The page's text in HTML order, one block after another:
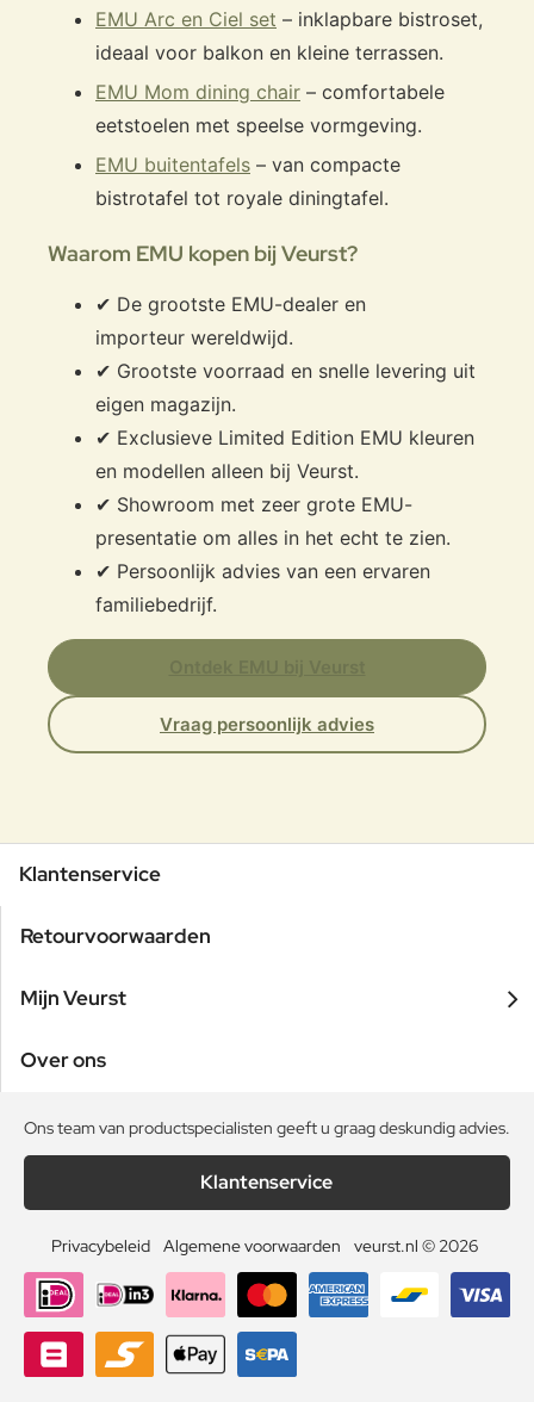
EMU Arc en Ciel set – inklapbare bistroset,
ideaal voor balkon en kleine terrassen.
EMU Mom dining chair – comfortabele
eetstoelen met speelse vormgeving.
EMU buitentafels – van compacte
bistrotafel tot royale diningtafel.
Waarom EMU kopen bij Veurst?
✔ De grootste EMU-dealer en
importeur wereldwijd.
✔ Grootste voorraad en snelle levering uit
eigen magazijn.
✔ Exclusieve Limited Edition EMU kleuren
en modellen alleen bij Veurst.
✔ Showroom met zeer grote EMU-
presentatie om alles in het echt te zien.
✔ Persoonlijk advies van een ervaren
familiebedrijf.
Vraag persoonlijk advies
Klantenservice
Retourvoorwaarden
Mijn Veurst
Over ons
Ons team van productspecialisten geeft u graag deskundig advies.
Klantenservice
Privacybeleid Algemene voorwaarden veurst.nl © 2026